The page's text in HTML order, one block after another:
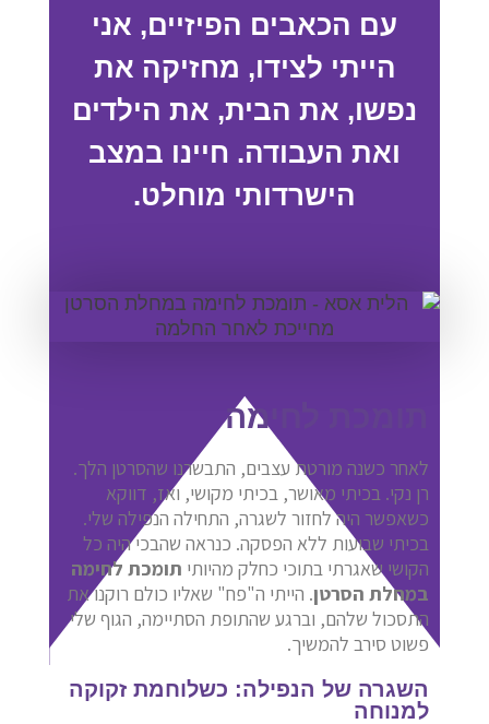
עם הכאבים הפיזיים, אני
הייתי לצידו, מחזיקה את
נפשו, את הבית, את הילדים
ואת העבודה. חיינו במצב
הישרדותי מוחלט.
תומכת לחימה
לאחר כשנה מורטת עצבים, התבשרנו שהסרטן הלך.
רן נקי. בכיתי מאושר, בכיתי מקושי, ואז, דווקא
כשאפשר היה לחזור לשגרה, התחילה הנפילה שלי.
בכיתי שבועות ללא הפסקה. כנראה שהבכי היה כל
הקושי שאגרתי בתוכי כחלק מהיותי תומכת לחימה
במחלת הסרטן. הייתי ה"פח" שאליו כולם רוקנו את
התסכול שלהם, וברגע שהתופת הסתיימה, הגוף שלי
פשוט סירב להמשיך.
השגרה של הנפילה: כשלוחמת זקוקה
למנוחה